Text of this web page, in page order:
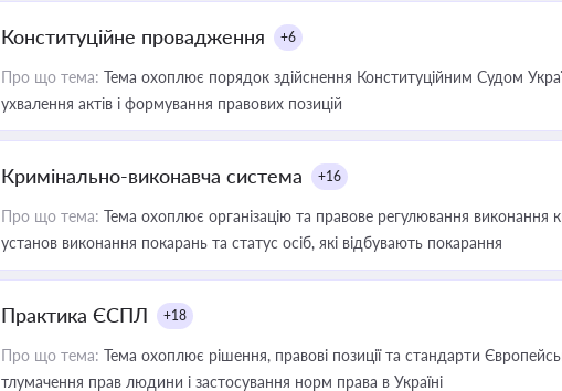
Конституційне провадження +6
Про що тема: Тема охоплює порядок здійснення Конституційним Судом
ухвалення актів і формування правових позицій
Кримінально-виконавча система +16
Про що тема: Тема охоплює організацію та правове регулювання виконання
установ виконання покарань та статус осіб, які відбувають покарання
Практика ЄСПЛ +18
Про що тема: Тема охоплює рішення, правові позиції та стандарти
тлумачення прав людини і застосування норм права в Україні